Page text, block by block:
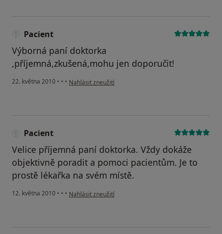
Pacient
Výborná paní doktorka
,příjemná,zkušená,mohu jen doporučit!
22. května 2010 • • • podle názoru uživatele Pacient
Nahlásit zneužití
Pacient
Velice příjemná paní doktorka. Vždy dokáže
objektivně poradit a pomoci pacientům. Je to
prostě lékařka na svém místě.
12. května 2010 • • • podle názoru uživatele Pacient
Nahlásit zneužití